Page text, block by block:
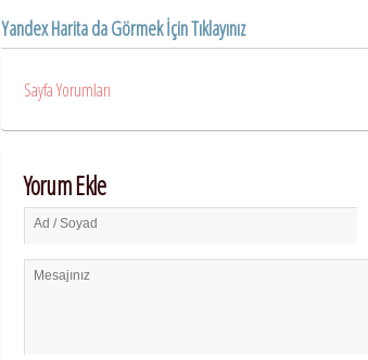
Yandex Harita da Görmek İçin Tıklayınız
Sayfa Yorumları
Yorum Ekle
Ad / Soyad
Mesajınız